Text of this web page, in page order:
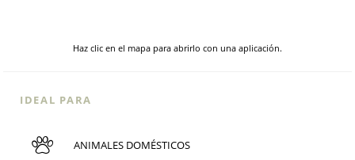
Haz clic en el mapa para abrirlo con una aplicación.
IDEAL PARA
ANIMALES DOMÉSTICOS